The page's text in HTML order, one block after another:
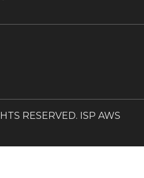
RESERVED. ISP AWS